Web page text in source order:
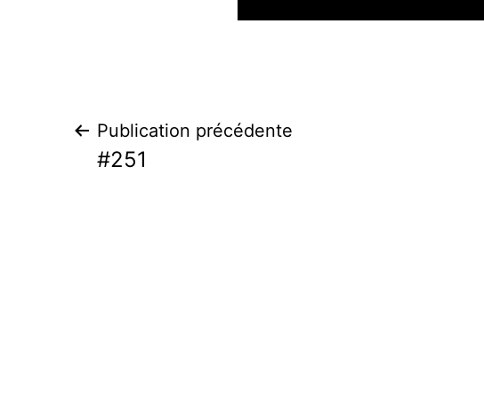
Navigation
Publication précédente
#251